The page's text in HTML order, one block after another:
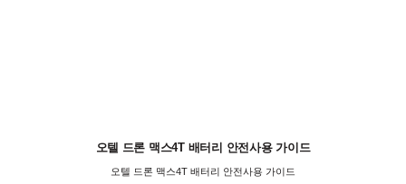
오텔 드론 맥스4T 배터리 안전사용 가이드
오텔 드론 맥스4T 배터리 안전사용 가이드